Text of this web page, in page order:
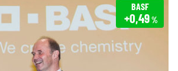
BASF
+0,49%